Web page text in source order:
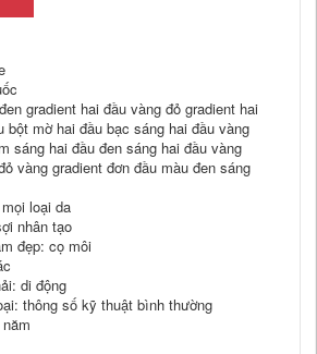
gradient hai đầu vàng đỏ gradient hai
bột mờ hai đầu bạc sáng hai đầu vàng
sáng hai đầu đen sáng hai đầu vàng
vàng gradient đơn đầu màu đen sáng
loại da
nhân tạo
đẹp: cọ môi
di động
thông số kỹ thuật bình thường